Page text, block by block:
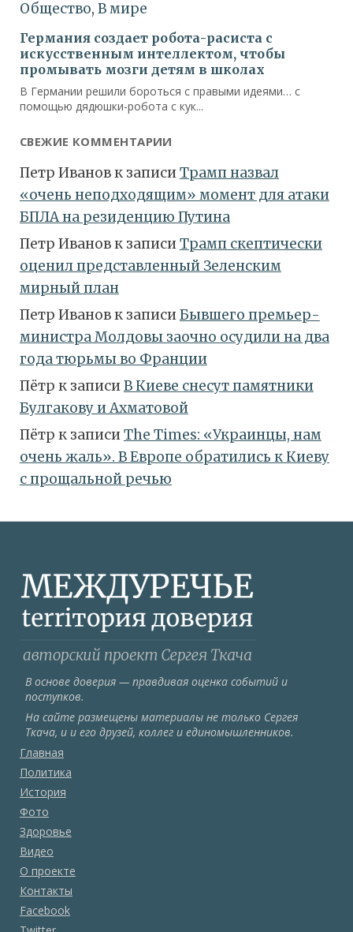
СВЕЖИЕ КОММЕНТАРИИ
Петр Ивановк записиТрамп назвал
«очень неподходящим» момент для атаки
БПЛА на резиденцию Путина
Петр Ивановк записиТрамп скептически
оценил представленный Зеленским
мирный план
Петр Ивановк записиБывшего премьер-
министра Молдовы заочно осудили на два
года тюрьмы во Франции
Пётр к записиВ Киеве снесут памятники
Булгакову и Ахматовой
Пётр к записиТhe Times: «Украинцы, нам
очень жаль». В Европе обратились к Киеву
с прощальной речью
В основе доверия — правдивая оценка событий и
поступков.
На сайте размещены материалы не только Сергея
Ткача, и и его друзей, коллег и единомышленников.
Главная
Политика
История
Фото
Здоровье
Видео
О проекте
Контакты
Facebook